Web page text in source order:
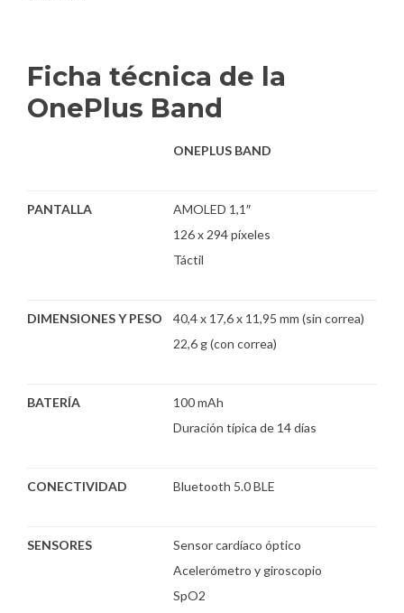
Ficha técnica de la
OnePlus Band
ONEPLUS BAND
PANTALLA
AMOLED 1,1″
126 x 294 píxeles
Táctil
DIMENSIONES Y PESO
40,4 x 17,6 x 11,95 mm (sin correa)
22,6 g (con correa)
BATERÍA
100 mAh
Duración típica de 14 días
CONECTIVIDAD Bluetooth 5.0 BLE
SENSORES
Sensor cardíaco óptico
Acelerómetro y giroscopio
SpO2